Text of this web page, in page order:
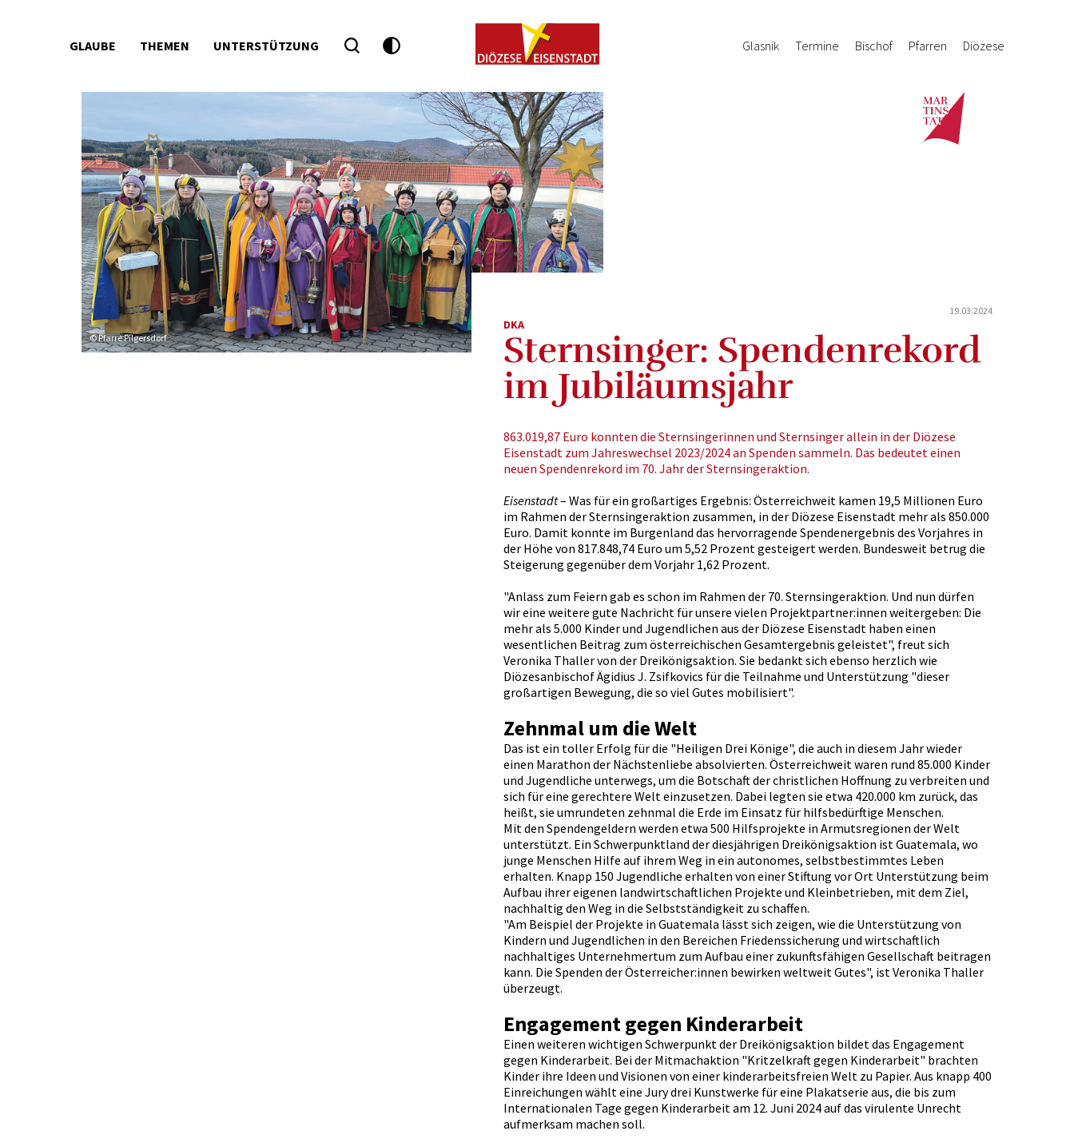
GLAUBE THEMEN UNTERSTÜTZUNG Glasnik Termine Bischof Pfarren Diözese
© Pfarre Pilgersdorf
19.03.2024
DKA
Sternsinger: Spendenrekord
im Jubiläumsjahr
863.019,87 Euro konnten die Sternsingerinnen und Sternsinger allein in der Diözese
Eisenstadt zum Jahreswechsel 2023/2024 an Spenden sammeln. Das bedeutet einen
neuen Spendenrekord im 70. Jahr der Sternsingeraktion.
Eisenstadt– Was für ein großartiges Ergebnis: Österreichweit kamen 19,5 Millionen Euro
im Rahmen der Sternsingeraktion zusammen, in der Diözese Eisenstadt mehr als 850.000
Euro. Damit konnte im Burgenland das hervorragende Spendenergebnis des Vorjahres in
der Höhe von 817.848,74 Euro um 5,52 Prozent gesteigert werden. Bundesweit betrug die
Steigerung gegenüber dem Vorjahr 1,62 Prozent.
"Anlass zum Feiern gab es schon im Rahmen der 70. Sternsingeraktion. Und nun dürfen
wir eine weitere gute Nachricht für unsere vielen Projektpartner:innen weitergeben: Die
mehr als 5.000 Kinder und Jugendlichen aus der Diözese Eisenstadt haben einen
wesentlichen Beitrag zum österreichischen Gesamtergebnis geleistet", freut sich
Veronika Thaller von der Dreikönigsaktion. Sie bedankt sich ebenso herzlich wie
Diözesanbischof Ägidius J. Zsifkovics für die Teilnahme und Unterstützung "dieser
großartigen Bewegung, die so viel Gutes mobilisiert".
Zehnmal um die Welt
Das ist ein toller Erfolg für die "Heiligen Drei Könige", die auch in diesem Jahr wieder
einen Marathon der Nächstenliebe absolvierten. Österreichweit waren rund 85.000 Kinder
und Jugendliche unterwegs, um die Botschaft der christlichen Hoffnung zu verbreiten und
sich für eine gerechtere Welt einzusetzen. Dabei legten sie etwa 420.000 km zurück, das
heißt, sie umrundeten zehnmal die Erde im Einsatz für hilfsbedürftige Menschen.
Mit den Spendengeldern werden etwa 500 Hilfsprojekte in Armutsregionen der Welt
unterstützt. Ein Schwerpunktland der diesjährigen Dreikönigsaktion ist Guatemala, wo
junge Menschen Hilfe auf ihrem Weg in ein autonomes, selbstbestimmtes Leben
erhalten. Knapp 150 Jugendliche erhalten von einer Stiftung vor Ort Unterstützung beim
Aufbau ihrer eigenen landwirtschaftlichen Projekte und Kleinbetrieben, mit dem Ziel,
nachhaltig den Weg in die Selbstständigkeit zu schaffen.
"Am Beispiel der Projekte in Guatemala lässt sich zeigen, wie die Unterstützung von
Kindern und Jugendlichen in den Bereichen Friedenssicherung und wirtschaftlich
nachhaltiges Unternehmertum zum Aufbau einer zukunftsfähigen Gesellschaft beitragen
kann. Die Spenden der Österreicher:innen bewirken weltweit Gutes", ist Veronika Thaller
überzeugt.
Engagement gegen Kinderarbeit
Einen weiteren wichtigen Schwerpunkt der Dreikönigsaktion bildet das Engagement
gegen Kinderarbeit. Bei der Mitmachaktion "Kritzelkraft gegen Kinderarbeit" brachten
Kinder ihre Ideen und Visionen von einer kinderarbeitsfreien Welt zu Papier. Aus knapp 400
Einreichungen wählt eine Jury drei Kunstwerke für eine Plakatserie aus, die bis zum
Internationalen Tage gegen Kinderarbeit am 12. Juni 2024 auf das virulente Unrecht
aufmerksam machen soll.